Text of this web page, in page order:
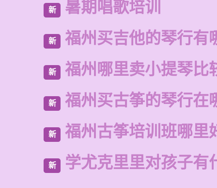
新 暑期唱歌培训
新 福州买吉他的琴行有
新 福州哪里卖小提琴比
新 福州买古筝的琴行在
新 福州古筝培训班哪里
新 学尤克里里对孩子有